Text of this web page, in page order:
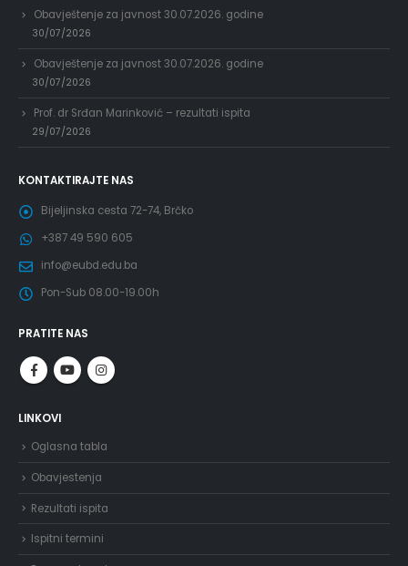
Obavještenje za javnost 30.07.2026. godine
30/07/2026
Obavještenje za javnost 30.07.2026. godine
30/07/2026
Prof. dr Srđan Marinković – rezultati ispita
29/07/2026
KONTAKTIRAJTE NAS
Bijeljinska cesta 72-74, Brčko
+387 49 590 605
info@eubd.edu.ba
Pon-Sub 08.00-19.00h
PRATITE NAS
LINKOVI
Oglasna tabla
Obavjestenja
Rezultati ispita
Ispitni termini